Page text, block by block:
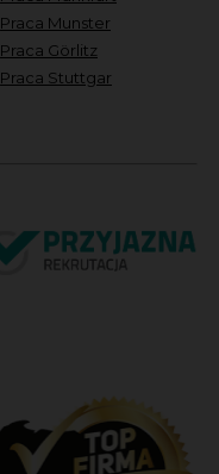
Praca Munster
Praca Görlitz
Praca Stuttgar